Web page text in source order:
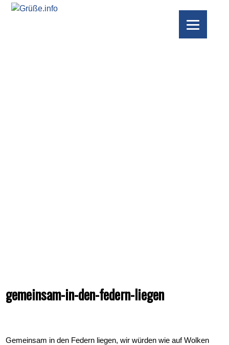
gemeinsam-in-den-federn-liegen
Gemeinsam in den Federn liegen, wir würden wie auf Wolken